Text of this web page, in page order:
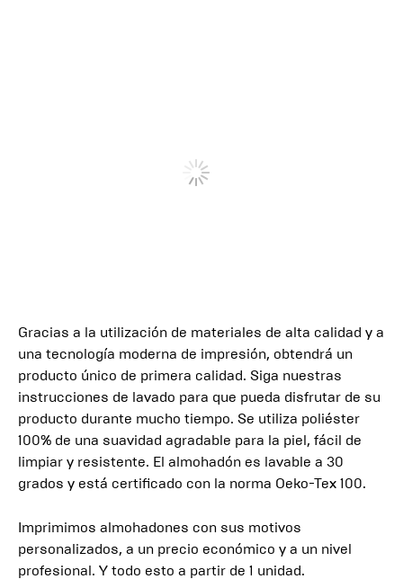
Gracias a la utilización de materiales de alta calidad y a
una tecnología moderna de impresión, obtendrá un
producto único de primera calidad. Siga nuestras
instrucciones de lavado para que pueda disfrutar de su
producto durante mucho tiempo. Se utiliza poliéster
100% de una suavidad agradable para la piel, fácil de
limpiar y resistente. El almohadón es lavable a 30
grados y está certificado con la norma Oeko-Tex 100.
Imprimimos almohadones con sus motivos
personalizados, a un precio económico y a un nivel
profesional. Y todo esto a partir de 1 unidad.